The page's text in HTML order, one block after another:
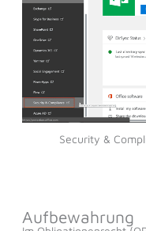
Security &
Aufbewahrung